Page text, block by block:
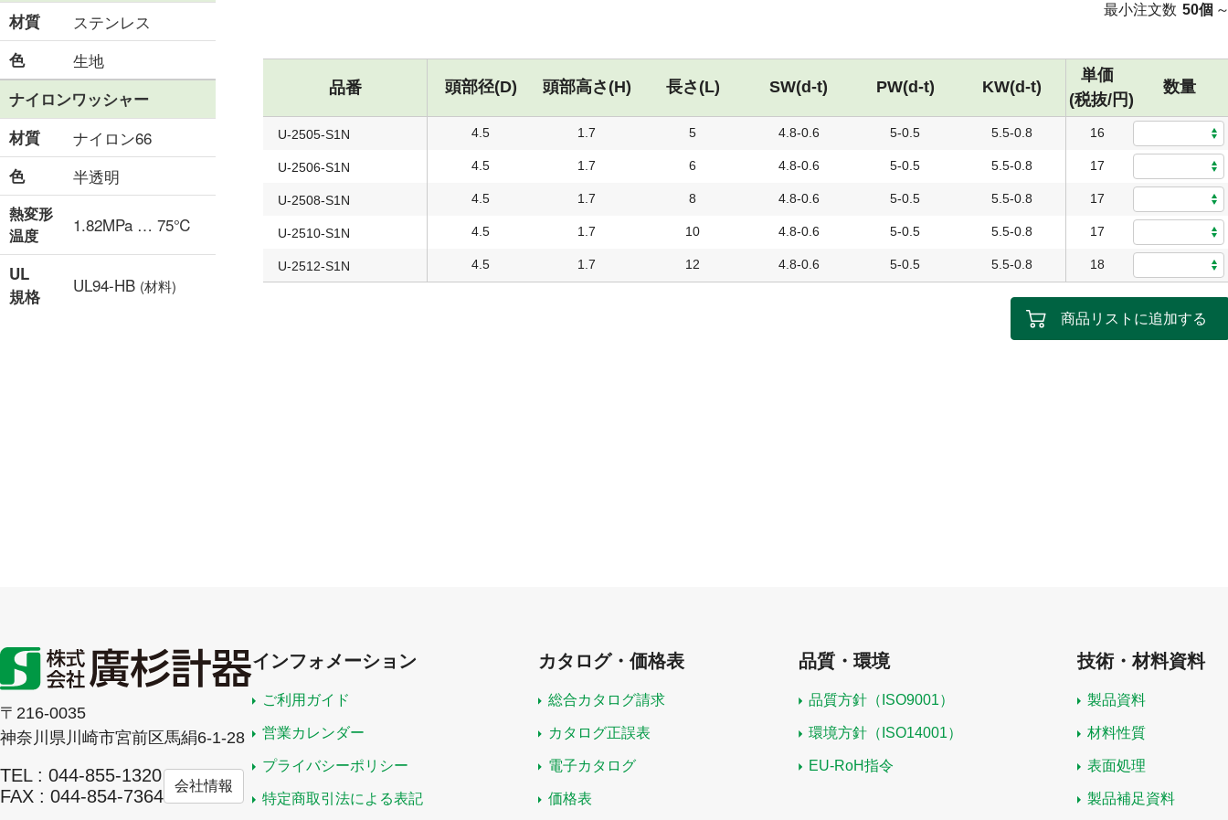
材質
ステンレス
色 生地
ナイロンワッシャー
材質
ナイロン66
色 半透明
熱変形
温度
1.82MPa … 75℃
UL
規格
UL94-HB (材料)
最小注文数 50個
品番 頭部径(D) 頭部高さ(H) 長さ(L) SW(d-t) PW(d-t) KW(d-t)
単価
(税抜/円)
数量
U-2505-S1N 4.5 1.7 5 4.8-0.6 5-0.5 5.5-0.8 16
U-2506-S1N 4.5 1.7 6 4.8-0.6 5-0.5 5.5-0.8 17
U-2508-S1N 4.5 1.7 8 4.8-0.6 5-0.5 5.5-0.8 17
U-2510-S1N 4.5 1.7 10 4.8-0.6 5-0.5 5.5-0.8 17
U-2512-S1N 4.5 1.7 12 4.8-0.6 5-0.5 5.5-0.8 18
商品リストに追加する
〒216-0035
神奈川県川崎市宮前区馬絹6-1-28
TEL : 044-855-1320
FAX : 044-854-7364
会社情報
インフォメーション
ご利用ガイド
営業カレンダー
プライバシーポリシー
特定商取引法による表記
カタログ・価格表
総合カタログ請求
カタログ正誤表
電子カタログ
価格表
品質・環境
品質方針（ISO9001）
環境方針（ISO14001）
EU-RoH指令
技術・材料資料
製品資料
材料性質
表面処理
製品補足資料